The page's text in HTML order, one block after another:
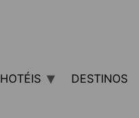
HOTÉIS DESTINOS